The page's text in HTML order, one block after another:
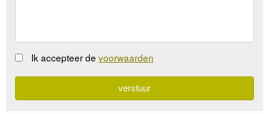
Ik accepteer de voorwaarden